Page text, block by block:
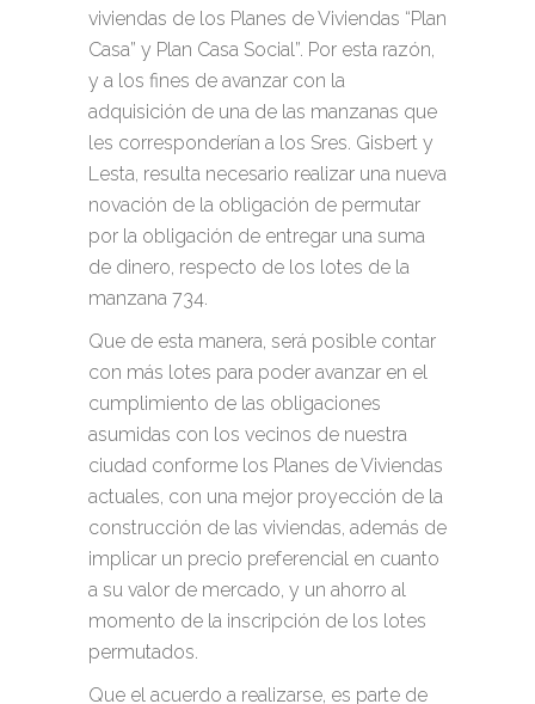
viviendas de los Planes de Viviendas “Plan
Casa” y Plan Casa Social”. Por esta razón,
y a los fines de avanzar con la
adquisición de una de las manzanas que
les corresponderían a los Sres. Gisbert y
Lesta, resulta necesario realizar una nueva
novación de la obligación de permutar
por la obligación de entregar una suma
de dinero, respecto de los lotes de la
manzana 734.
Que de esta manera, será posible contar
con más lotes para poder avanzar en el
cumplimiento de las obligaciones
asumidas con los vecinos de nuestra
ciudad conforme los Planes de Viviendas
actuales, con una mejor proyección de la
construcción de las viviendas, además de
implicar un precio preferencial en cuanto
a su valor de mercado, y un ahorro al
momento de la inscripción de los lotes
permutados.
Que el acuerdo a realizarse, es parte de